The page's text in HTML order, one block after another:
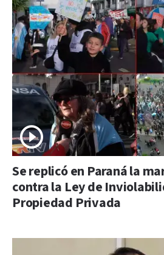
Se replicó en Paraná la
contra la Ley de
Propiedad Privada